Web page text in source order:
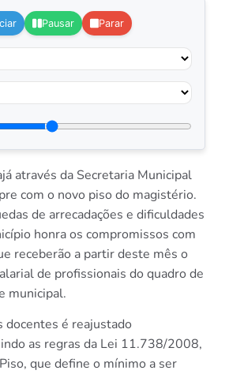
Pausar Parar
através da Secretaria Municipal
com o novo piso do magistério.
de arrecadações e dificuldades
honra os compromissos com
receberão a partir deste mês o
de profissionais do quadro de
municipal.
docentes é reajustado
as regras da Lei 11.738/2008,
que define o mínimo a ser